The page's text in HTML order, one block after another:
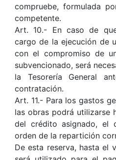
compruebe, formulada
competente.
Art. 10.- En caso de
cargo de la ejecución de
con el compromiso de
subvencionado, será
la Tesorería General
contratación.
Art. 11.- Para los gastos
las obras podrá utilizarse
del crédito asignado, el
orden de la repartición
De esta reserva, hasta el